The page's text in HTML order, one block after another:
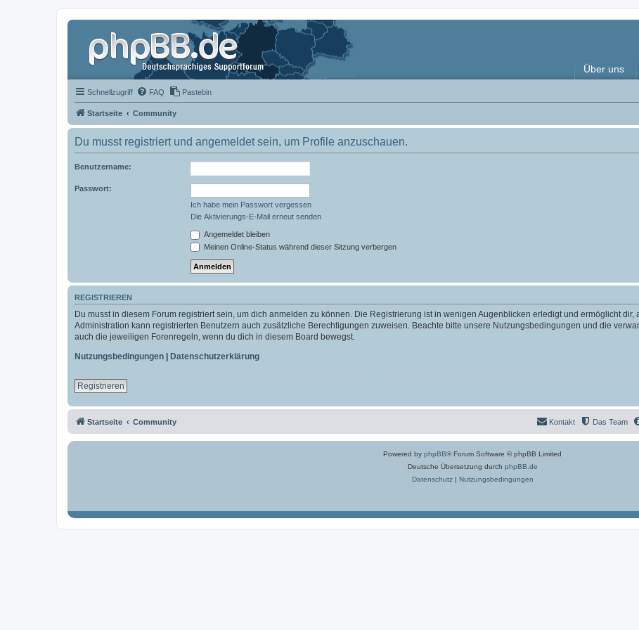
Über uns
Schnellzugriff FAQ Pastebin
Startseite Community
Du musst registriert und angemeldet sein, um Profile anzuschauen.
Benutzername:
Passwort:
Ich habe mein Passwort vergessen
Die Aktivierungs-E-Mail erneut senden
Angemeldet bleiben
Meinen Online-Status während dieser Sitzung verbergen
REGISTRIEREN
Du musst in diesem Forum registriert sein, um dich anmelden zu können. Die Registrierung ist in wenigen Augenblicken erledigt und ermöglicht
Administration kann registrierten Benutzern auch zusätzliche Berechtigungen zuweisen. Beachte bitte unsere Nutzungsbedingungen und die
auch die jeweiligen Forenregeln, wenn du dich in diesem Board bewegst.
Nutzungsbedingungen | Datenschutzerklärung
Registrieren
Startseite Community Das Team
Kontakt
Powered by phpBB® Forum Software © phpBB Limited
Deutsche Übersetzung durch phpBB.de
Datenschutz| Nutzungsbedingungen